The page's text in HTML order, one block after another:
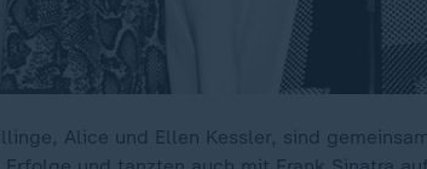
Alice und Ellen Kessler, sind